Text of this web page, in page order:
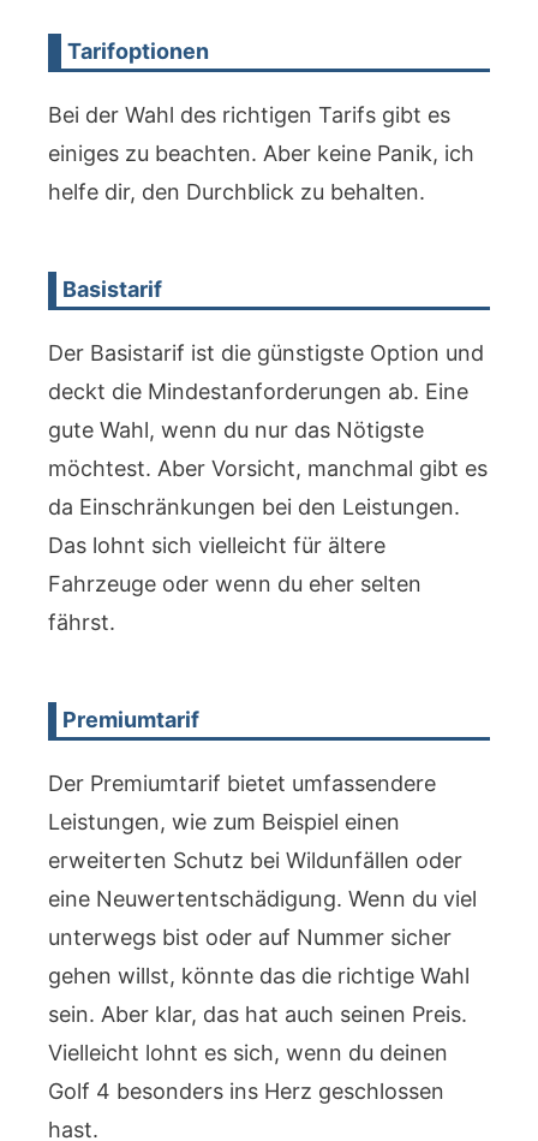
Tarifoptionen
Bei der Wahl des richtigen Tarifs gibt es
einiges zu beachten. Aber keine Panik, ich
helfe dir, den Durchblick zu behalten.
Basistarif
Der Basistarif ist die günstigste Option und
deckt die Mindestanforderungen ab. Eine
gute Wahl, wenn du nur das Nötigste
möchtest. Aber Vorsicht, manchmal gibt es
da Einschränkungen bei den Leistungen.
Das lohnt sich vielleicht für ältere
Fahrzeuge oder wenn du eher selten
fährst.
Premiumtarif
Der Premiumtarif bietet umfassendere
Leistungen, wie zum Beispiel einen
erweiterten Schutz bei Wildunfällen oder
eine Neuwertentschädigung. Wenn du viel
unterwegs bist oder auf Nummer sicher
gehen willst, könnte das die richtige Wahl
sein. Aber klar, das hat auch seinen Preis.
Vielleicht lohnt es sich, wenn du deinen
Golf 4 besonders ins Herz geschlossen
hast.